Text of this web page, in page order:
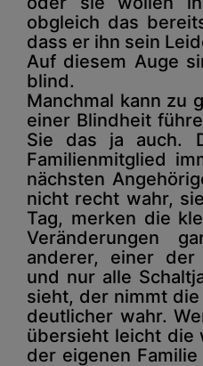
obgleich das
dass er ihn sein
Auf diesem Auge
blind.
Manchmal kann zu
einer Blindheit
Sie das ja auch.
Familienmitglied
nächsten
nicht recht wahr,
Tag, merken die
Veränderungen
anderer, einer
und nur alle
sieht, der nimmt
deutlicher wahr.
übersieht leicht die
der eigenen